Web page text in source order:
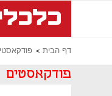
דף הבית
פודקאסטים